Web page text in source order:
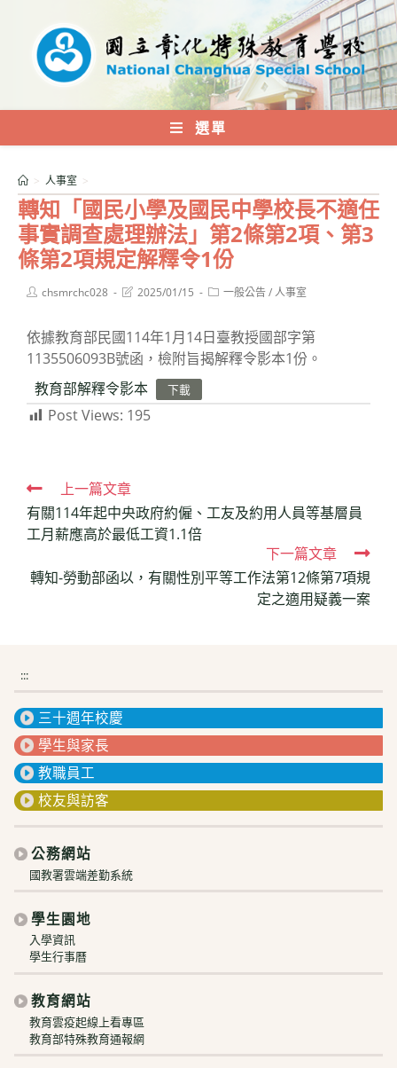
內
選單
轉知「國民小學及國民中學校長不適任
事實調查處理辦法」第2條第2項、第3
條第2項規定解釋令1份
> 人事室 >
Postchsmrchc028
Post2025/01/15
Post一般公告/人事室
依據教育部民國114年1月14日臺教授國部字第
1135506093B號函，檢附旨揭解釋令影本1份。
教育部解釋令影本
下載
Post Views: 195
Read
more
articles
上一篇文章
有關114年起中央政府約僱、工友及約用人員等基層員
工月薪應高於最低工資1.1倍
下一篇文章
轉知-勞動部函以，有關性別平等工作法第12條第7項規
定之適用疑義一案
:::
三十週年校慶
學生與家長
教職員工
校友與訪客
公務網站
國教署雲端差勤系統
學生園地
入學資訊
學生行事曆
教育網站
教育雲疫起線上看專區
教育部特殊教育通報網